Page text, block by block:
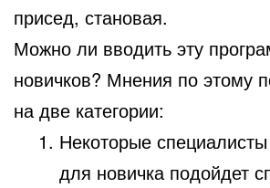
присед, становая.
Можно ли вводить эту
новичков? Мнения по этому
на две категории:
Некоторые
для новичка подойдет